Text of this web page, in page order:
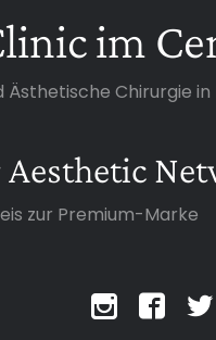
im
Ästhetische Chirurgie
zur Premium-Marke